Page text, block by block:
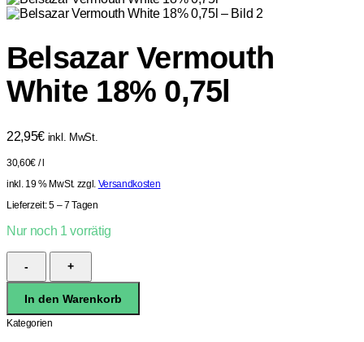
Belsazar Vermouth
White 18% 0,75l
22,95€ inkl. MwSt.
30,60€ /l
inkl. 19 % MwSt. zzgl. Versandkosten
Lieferzeit:5 – 7 Tagen
Nur noch 1 vorrätig
Belsazar
Vermouth
White
18%
0,75l
Menge
In den Warenkorb
Kategorien